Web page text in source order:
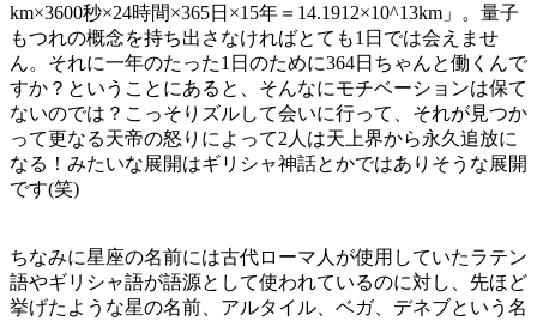
km×3600秒×24時間×365日×15年＝14.1912×10^13km」。量子
もつれの概念を持ち出さなければとても1日では会えませ
ん。それに一年のたった1日のために364日ちゃんと働くんで
すか？ということにあると、そんなにモチベーションは保て
ないのでは？こっそりズルして会いに行って、それが見つか
って更なる天帝の怒りによって2人は天上界から永久追放に
なる！みたいな展開はギリシャ神話とかではありそうな展開
です(笑)
ちなみに星座の名前には古代ローマ人が使用していたラテン
語やギリシャ語が語源として使われているのに対し、先ほど
挙げたような星の名前、アルタイル、ベガ、デネブという名